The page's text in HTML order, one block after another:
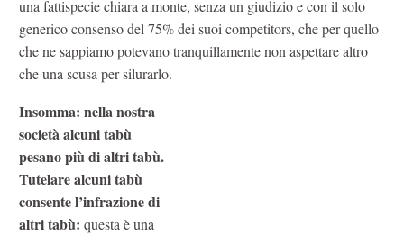
una fattispecie chiara a monte, senza un giudizio e con il solo
generico consenso del 75% dei suoi competitors, che per quello
che ne sappiamo potevano tranquillamente non aspettare altro
che una scusa per silurarlo.
Insomma: nella nostra
società alcuni tabù
pesano più di altri tabù.
Tutelare alcuni tabù
consente l’infrazione di
altri tabù: questa è una